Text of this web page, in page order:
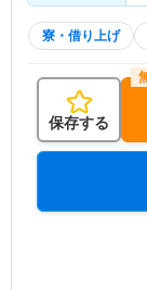
寮・借り上げ
保存する